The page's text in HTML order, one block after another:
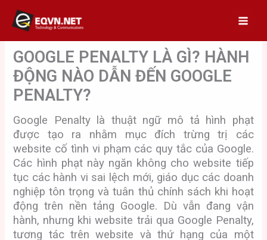
content
GOOGLE PENALTY LÀ GÌ? HÀNH
ĐỘNG NÀO DẪN ĐẾN GOOGLE
PENALTY?
Google Penalty là thuật ngữ mô tả hình phạt
được tạo ra nhằm mục đích trừng trị các
website cố tình vi phạm các quy tắc của Google.
Các hình phạt này ngăn không cho website tiếp
tục các hành vi sai lệch mới, giáo dục các doanh
nghiệp tôn trọng và tuân thủ chính sách khi hoạt
động trên nền tảng Google. Dù vẫn đang vận
hành, nhưng khi website trải qua Google Penalty,
tương tác trên website và thứ hạng của một